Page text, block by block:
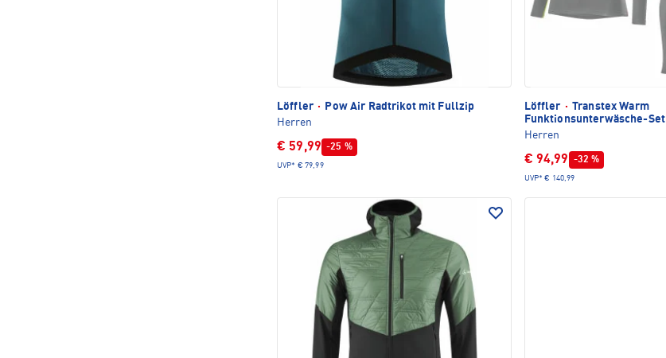
Löffler ·
Pow Air Radtrikot mit Fullzip
Herren
€ 59,99 -25 %
UVP* € 79,99
Löffler · Transtex Warm
Funktionsunterwäsche-Set
Herren
€ 94,99 -32 %
UVP* € 140,99